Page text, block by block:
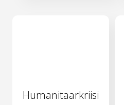
Humanitaarkriisi